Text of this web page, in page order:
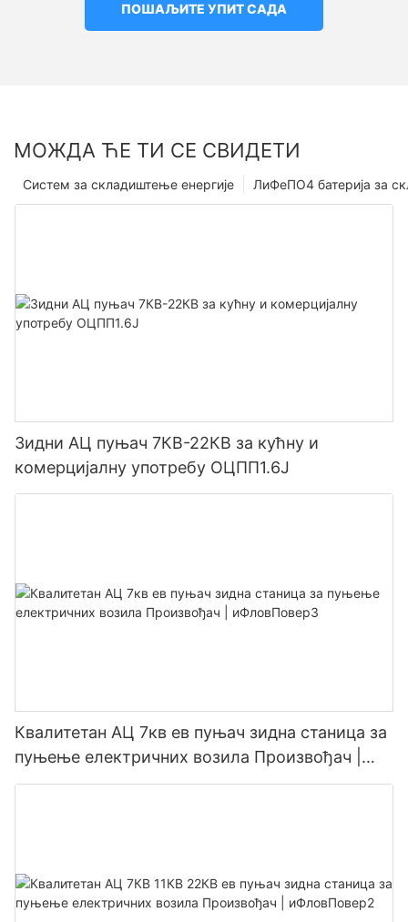
ПОШАЉИТЕ УПИТ САДА
МОЖДА ЋЕ ТИ СЕ СВИДЕТИ
ЛиФеПО4 батерија за
Систем за складиштење енергије
Зидни АЦ пуњач 7КВ-22КВ за кућну и
комерцијалну употребу ОЦПП1.6Ј
Квалитетан АЦ 7кв ев пуњач зидна станица за
пуњење електричних возила Произвођач |
иФловПовер3